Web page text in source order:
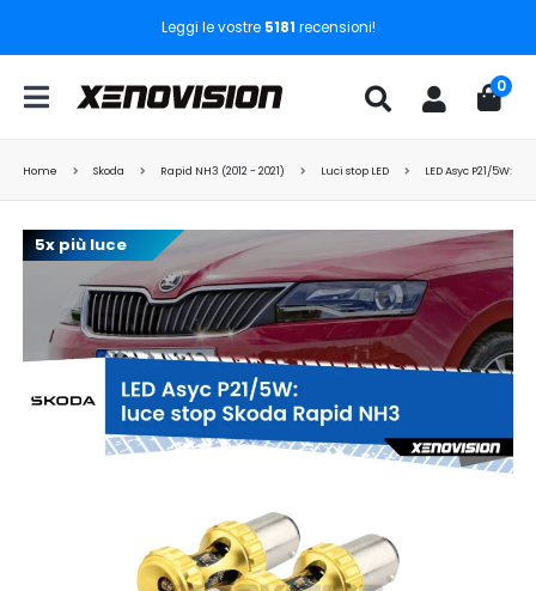
Leggi le vostre 5181 recensioni!
0
Home Skoda Rapid NH3 (2012 - 2021) Luci stop LED LED Asyc P21/5W:
5x più luce